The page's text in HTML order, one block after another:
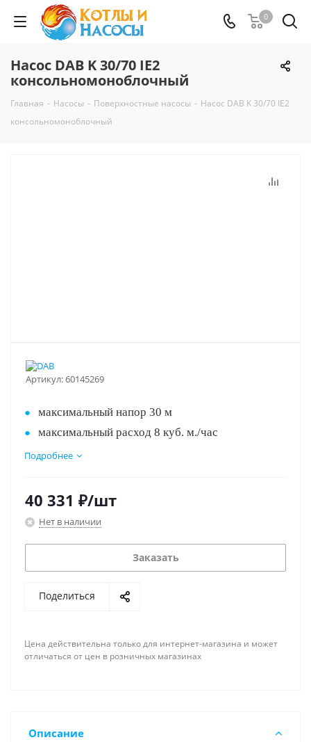
0
Насос DAB K 30/70 IE2
консольномоноблочный
Главная - Насосы - Поверхностные насосы - Насос DAB K 30/70 IE2
консольномоноблочный
Артикул:60145269
максимальный напор 30 м
максимальный расход 8 куб. м./час
Вход: 1"G
температура жидкости: -15...+50
Подробнее
40 331 ₽/шт
Нет в наличии
Заказать
Поделиться
Цена действительна только для интернет-магазина и может
отличаться от цен в розничных магазинах
Описание